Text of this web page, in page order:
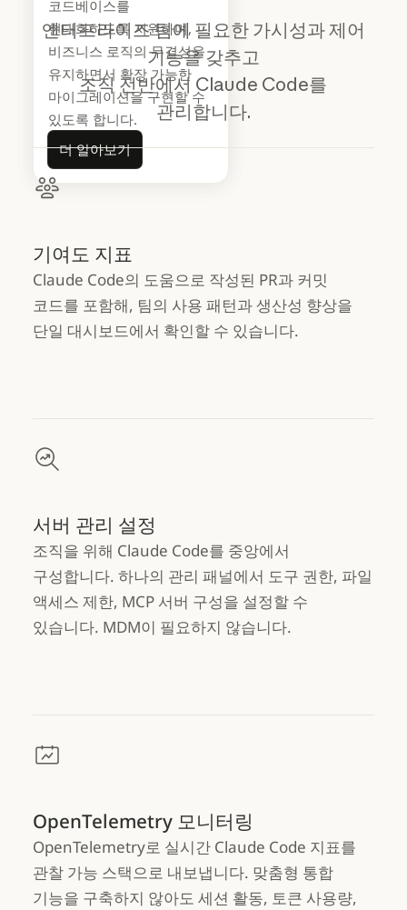
가져오고 있고, 2026년에
엔지니어링 리더는 무엇을
기대해야 할까요? 업계
전반에서 나타나는 패턴을
분석했습니다.
자세히 보기
자세히 보기
코드베이스를
현대화하도록 지원하며,
비즈니스 로직의 무결성을
유지하면서 확장 가능한
마이그레이션을 구현할 수
있도록 합니다.
더 알아보기
더 알아보기
엔터프라이즈 팀에 필요한 가시성과 제어
기능을 갖추고
조직 전반에서 Claude Code를
관리합니다.
기여도 지표
Claude Code의 도움으로 작성된 PR과 커밋
코드를 포함해, 팀의 사용 패턴과 생산성 향상을
단일 대시보드에서 확인할 수 있습니다.
서버 관리 설정
조직을 위해 Claude Code를 중앙에서
구성합니다. 하나의 관리 패널에서 도구 권한, 파일
액세스 제한, MCP 서버 구성을 설정할 수
있습니다. MDM이 필요하지 않습니다.
OpenTelemetry 모니터링
OpenTelemetry로 실시간 Claude Code 지표를
관찰 가능 스택으로 내보냅니다. 맞춤형 통합
기능을 구축하지 않아도 세션 활동, 토큰 사용량,